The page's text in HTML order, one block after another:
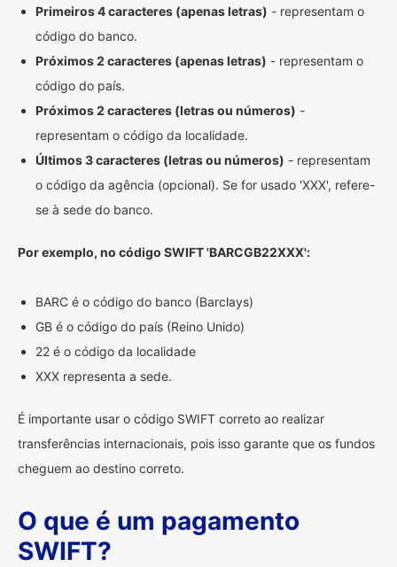
Primeiros 4 caracteres (apenas letras) - representam o
código do banco.
Próximos 2 caracteres (apenas letras) - representam o
código do país.
Próximos 2 caracteres (letras ou números) -
representam o código da localidade.
Últimos 3 caracteres (letras ou números) - representam
o código da agência (opcional). Se for usado 'XXX', refere-
se à sede do banco.
Por exemplo, no código SWIFT 'BARCGB22XXX':
BARC é o código do banco (Barclays)
GB é o código do país (Reino Unido)
22 é o código da localidade
XXX representa a sede.
É importante usar o código SWIFT correto ao realizar
transferências internacionais, pois isso garante que os fundos
cheguem ao destino correto.
O que é um pagamento
SWIFT?